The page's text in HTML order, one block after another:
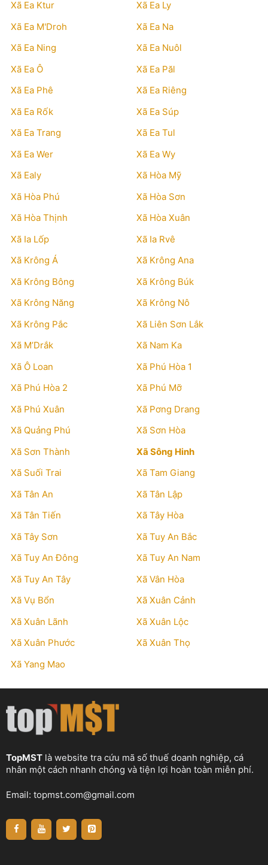
Xã Ea Ktur
Xã Ea Ly
Xã Ea M'Droh
Xã Ea Na
Xã Ea Ning
Xã Ea Nuôl
Xã Ea Ô
Xã Ea Păl
Xã Ea Phê
Xã Ea Riêng
Xã Ea Rốk
Xã Ea Súp
Xã Ea Trang
Xã Ea Tul
Xã Ea Wer
Xã Ea Wy
Xã Ealy
Xã Hòa Mỹ
Xã Hòa Phú
Xã Hòa Sơn
Xã Hòa Thịnh
Xã Hòa Xuân
Xã Ia Lốp
Xã Ia Rvê
Xã Krông Á
Xã Krông Ana
Xã Krông Bông
Xã Krông Búk
Xã Krông Năng
Xã Krông Nô
Xã Krông Pắc
Xã Liên Sơn Lắk
Xã M’Drắk
Xã Nam Ka
Xã Ô Loan
Xã Phú Hòa 1
Xã Phú Hòa 2
Xã Phú Mỡ
Xã Phú Xuân
Xã Pơng Drang
Xã Quảng Phú
Xã Sơn Hòa
Xã Sơn Thành
Xã Sông Hinh
Xã Suối Trai
Xã Tam Giang
Xã Tân An
Xã Tân Lập
Xã Tân Tiến
Xã Tây Hòa
Xã Tây Sơn
Xã Tuy An Bắc
Xã Tuy An Đông
Xã Tuy An Nam
Xã Tuy An Tây
Xã Vân Hòa
Xã Vụ Bổn
Xã Xuân Cảnh
Xã Xuân Lãnh
Xã Xuân Lộc
Xã Xuân Phước
Xã Xuân Thọ
Xã Yang Mao
TopMST là website tra cứu mã số thuế doanh nghiệp, cá
nhân một cách nhanh chóng và tiện lợi hoàn toàn miễn phí.
Email: topmst.com@gmail.com